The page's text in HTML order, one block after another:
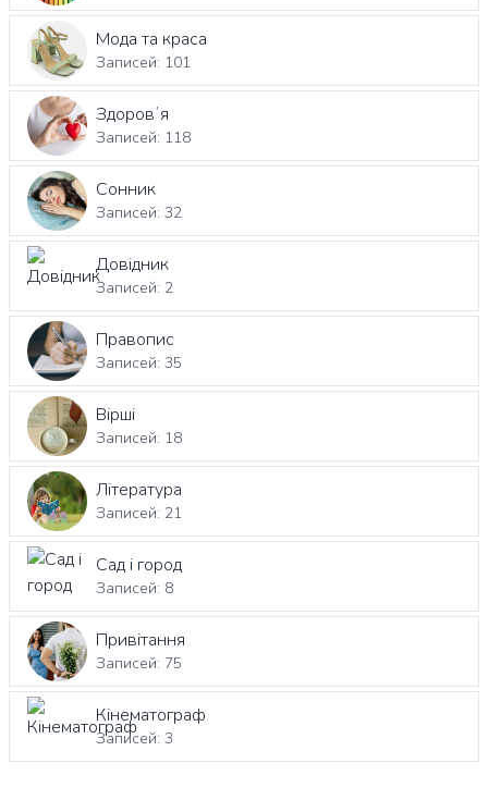
Мода та краса
Записей: 101
Здоровʼя
Записей: 118
Сонник
Записей: 32
Довідник
Записей: 2
Правопис
Записей: 35
Вірші
Записей: 18
Література
Записей: 21
Сад і город
Записей: 8
Привітання
Записей: 75
Кінематограф
Записей: 3